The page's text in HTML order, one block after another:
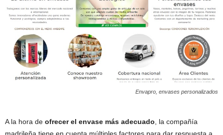
Envapro, envases personalizados
A la hora de ofrecer el envase más adecuado , la compañía
madrileña tiene en cuenta múltiples factores para dar respuesta a